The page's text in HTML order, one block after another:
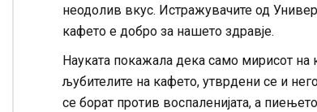
неодолив вкус. Истражувачите од
кафето е добро за нашето здравје.
Науката покажала дека само мирисот
љубителите на кафето, утврдени се и
се борат против воспаленијата, а